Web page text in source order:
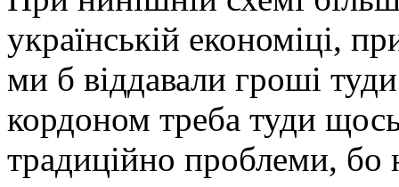
українській економіці,
ми б віддавали гроші
кордоном треба туди
традиційно проблеми, бо